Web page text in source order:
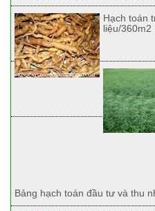
Hạch toán
liệu/360m2
Bảng hạch toán đầu tư và thu